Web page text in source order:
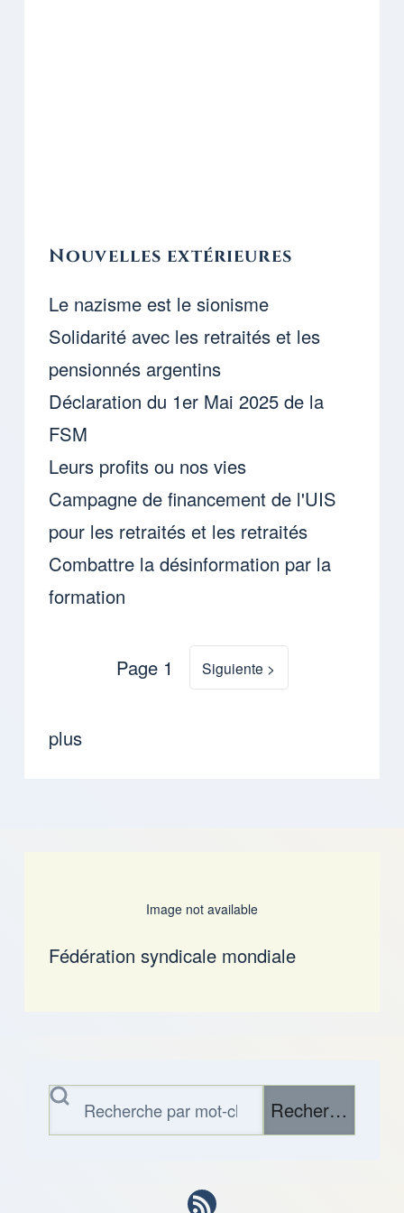
Nouvelles extérieures
Le nazisme est le sionisme
Solidarité avec les retraités et les
pensionnés argentins
Déclaration du 1er Mai 2025 de la
FSM
Leurs profits ou nos vies
Campagne de financement de l'UIS
pour les retraités et les retraités
Combattre la désinformation par la
formation
Pagination
Page 1 Page suivante
Siguiente >
plus
Image not available
Fédération syndicale mondiale
Rechercher